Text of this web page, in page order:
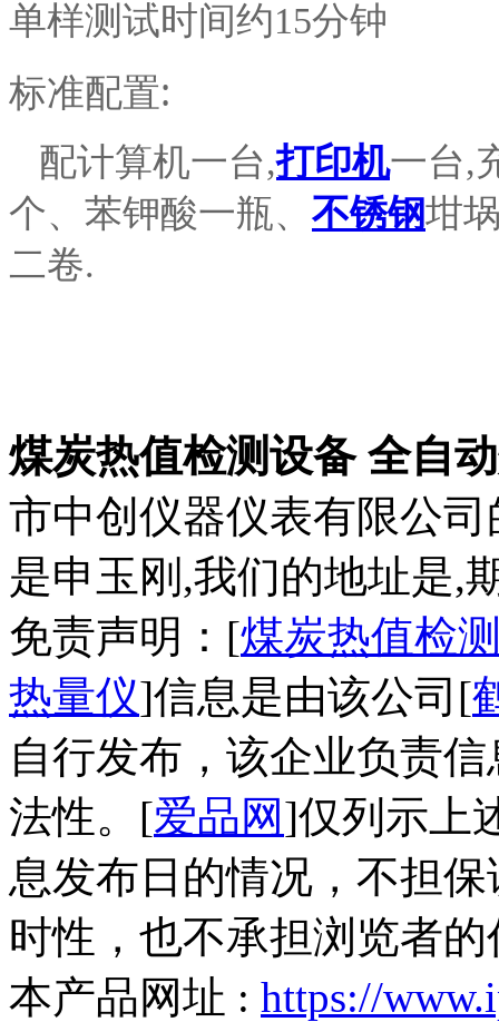
单样测试时间约15分钟
标准配置:
配计算机一台,打印机一台,
个、苯钾酸一瓶、 不锈钢坩
二卷.
煤炭热值检测设备 全自
市中创仪器仪表有限公
是申玉刚,我们的地址是,
免责声明：[煤炭热值检
热量仪]信息是由该公司[
自行发布，该企业负责
法性。[爱品网]仅列示上
息发布日的情况，不担
时性，也不承担浏览者
本产品网址 : https://